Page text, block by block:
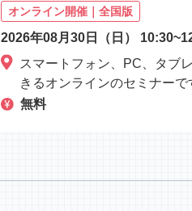
オンライン開催｜全国版
2026年08月30日（日）
スマートフォン、PC、タブ
きるオンラインのセミナーで
無料